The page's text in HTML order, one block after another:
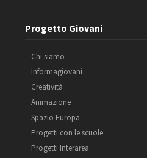
Progetto Giovani
Chi siamo
Informagiovani
Creatività
Animazione
Spazio Europa
Progetti con le scuole
Progetti Interarea